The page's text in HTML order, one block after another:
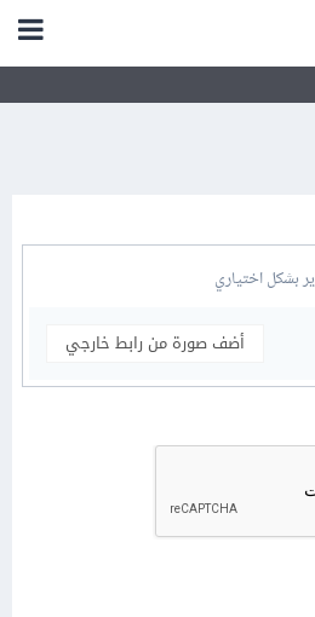
بشكل اختياري
أضف صورة من رابط خارجي